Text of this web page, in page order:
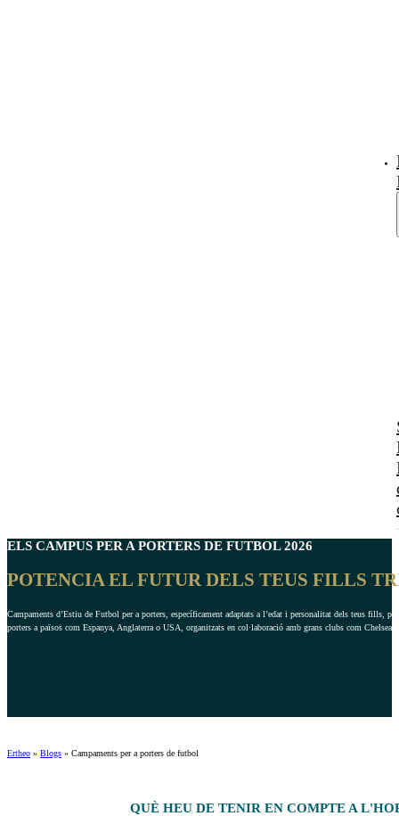
ELS CAMPUS PER A PORTERS DE FUTBOL 2026
POTENCIA EL FUTUR DELS TEUS FILLS
Campaments d’Estiu de Futbol per a porters, específicament adaptats a l’edat i personalitat dels teus
porters a països com Espanya, Anglaterra o USA, organitzats en col·laboració amb grans clubs com
Ertheo » Blogs » Campaments per a porters de futbol
QUÈ HEU DE TENIR EN COMPTE A